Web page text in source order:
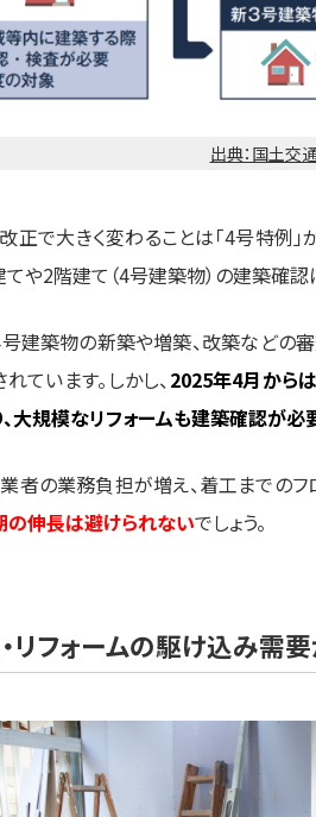
出典：国土交
で大きく変わることは「4号特例
や2階建て（4号建築物）の建築確認
建築物の新築や増築、改築などの
ています。しかし、2025年4月から
大規模なリフォームも建築確認が必
者の業務負担が増え、着工までのフ
伸長は避けられないでしょう。
リフォームの駆け込み需